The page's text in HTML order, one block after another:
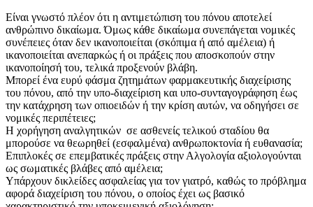
Είναι γνωστό πλέον ότι η αντιμετώπιση του πόνου αποτελεί
ανθρώπινο δικαίωμα. Όμως κάθε δικαίωμα συνεπάγεται νομικές
συνέπειες όταν δεν ικανοποιείται (σκόπιμα ή από αμέλεια) ή
ικανοποιείται ανεπαρκώς ή οι πράξεις που αποσκοπούν στην
ικανοποίησή του, τελικά προξενούν βλάβη.
Μπορεί ένα ευρύ φάσμα ζητημάτων φαρμακευτικής διαχείρισης
του πόνου, από την υπο-διαχείριση και υπο-συνταγογράφηση έως
την κατάχρηση των οπιοειδών ή την κρίση αυτών, να οδηγήσει σε
νομικές περιπέτειες;
Η χορήγηση αναλγητικών σε ασθενείς τελικού σταδίου θα
μπορούσε να θεωρηθεί (εσφαλμένα) ανθρωποκτονία ή ευθανασία;
Επιπλοκές σε επεμβατικές πράξεις στην Αλγολογία αξιολογούνται
ως σωματικές βλάβες από αμέλεια;
Υπάρχουν δικλείδες ασφαλείας για τον γιατρό, καθώς το πρόβλημα
αφορά διαχείριση του πόνου, ο οποίος έχει ως βασικό